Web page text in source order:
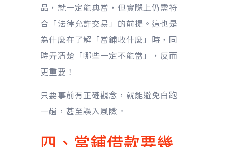
品，就一定能典當，但實際上仍需符
合「法律允許交易」的前提。這也是
為什麼在了解「當鋪收什麼」時，同
時弄清楚「哪些一定不能當」，反而
更重要！
只要事前有正確觀念，就能避免白跑
一趟，甚至誤入風險。
四、當鋪借款要幾